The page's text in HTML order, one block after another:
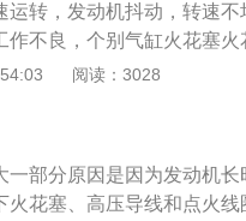
运转，发动机抖动，转速
作不良，个别气缸火花塞
太早或太迟，空转速度调
塞，如堵孔，可用汽油或
机转速应稳定在一定的转
有漏气现象，可采用拧紧
阅读：3028
一部分原因是因为发动机
火花塞、高压导线和点火